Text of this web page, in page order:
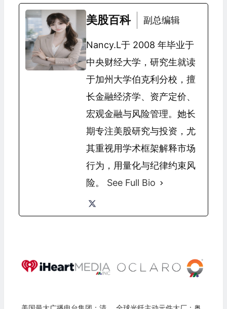
美股百科 副总编辑
Nancy.L于 2008 年毕业于
中央财经大学，研究生就读
于加州大学伯克利分校，擅
长金融经济学、资产定价、
宏观金融与风险管理。她长
期专注美股研究与投资，尤
其重视用学术框架解释市场
行为，用量化与纪律约束风
险。 See Full Bio